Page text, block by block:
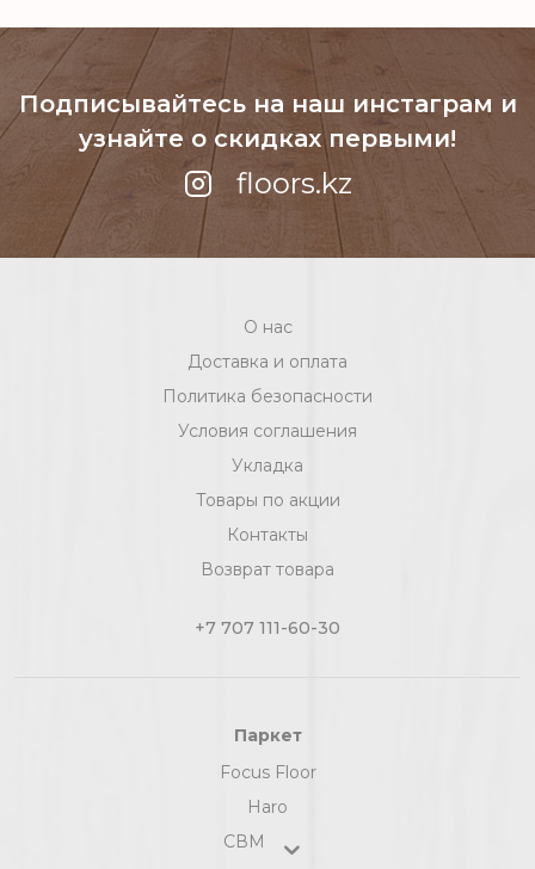
Подписывайтесь на наш инстаграм и
узнайте о скидках первыми!
floors.kz
О нас
Доставка и оплата
Политика безопасности
Условия соглашения
Укладка
Товары по акции
Контакты
Возврат товара
+7 707 111-60-30
Паркет
Focus Floor
Haro
СВМ